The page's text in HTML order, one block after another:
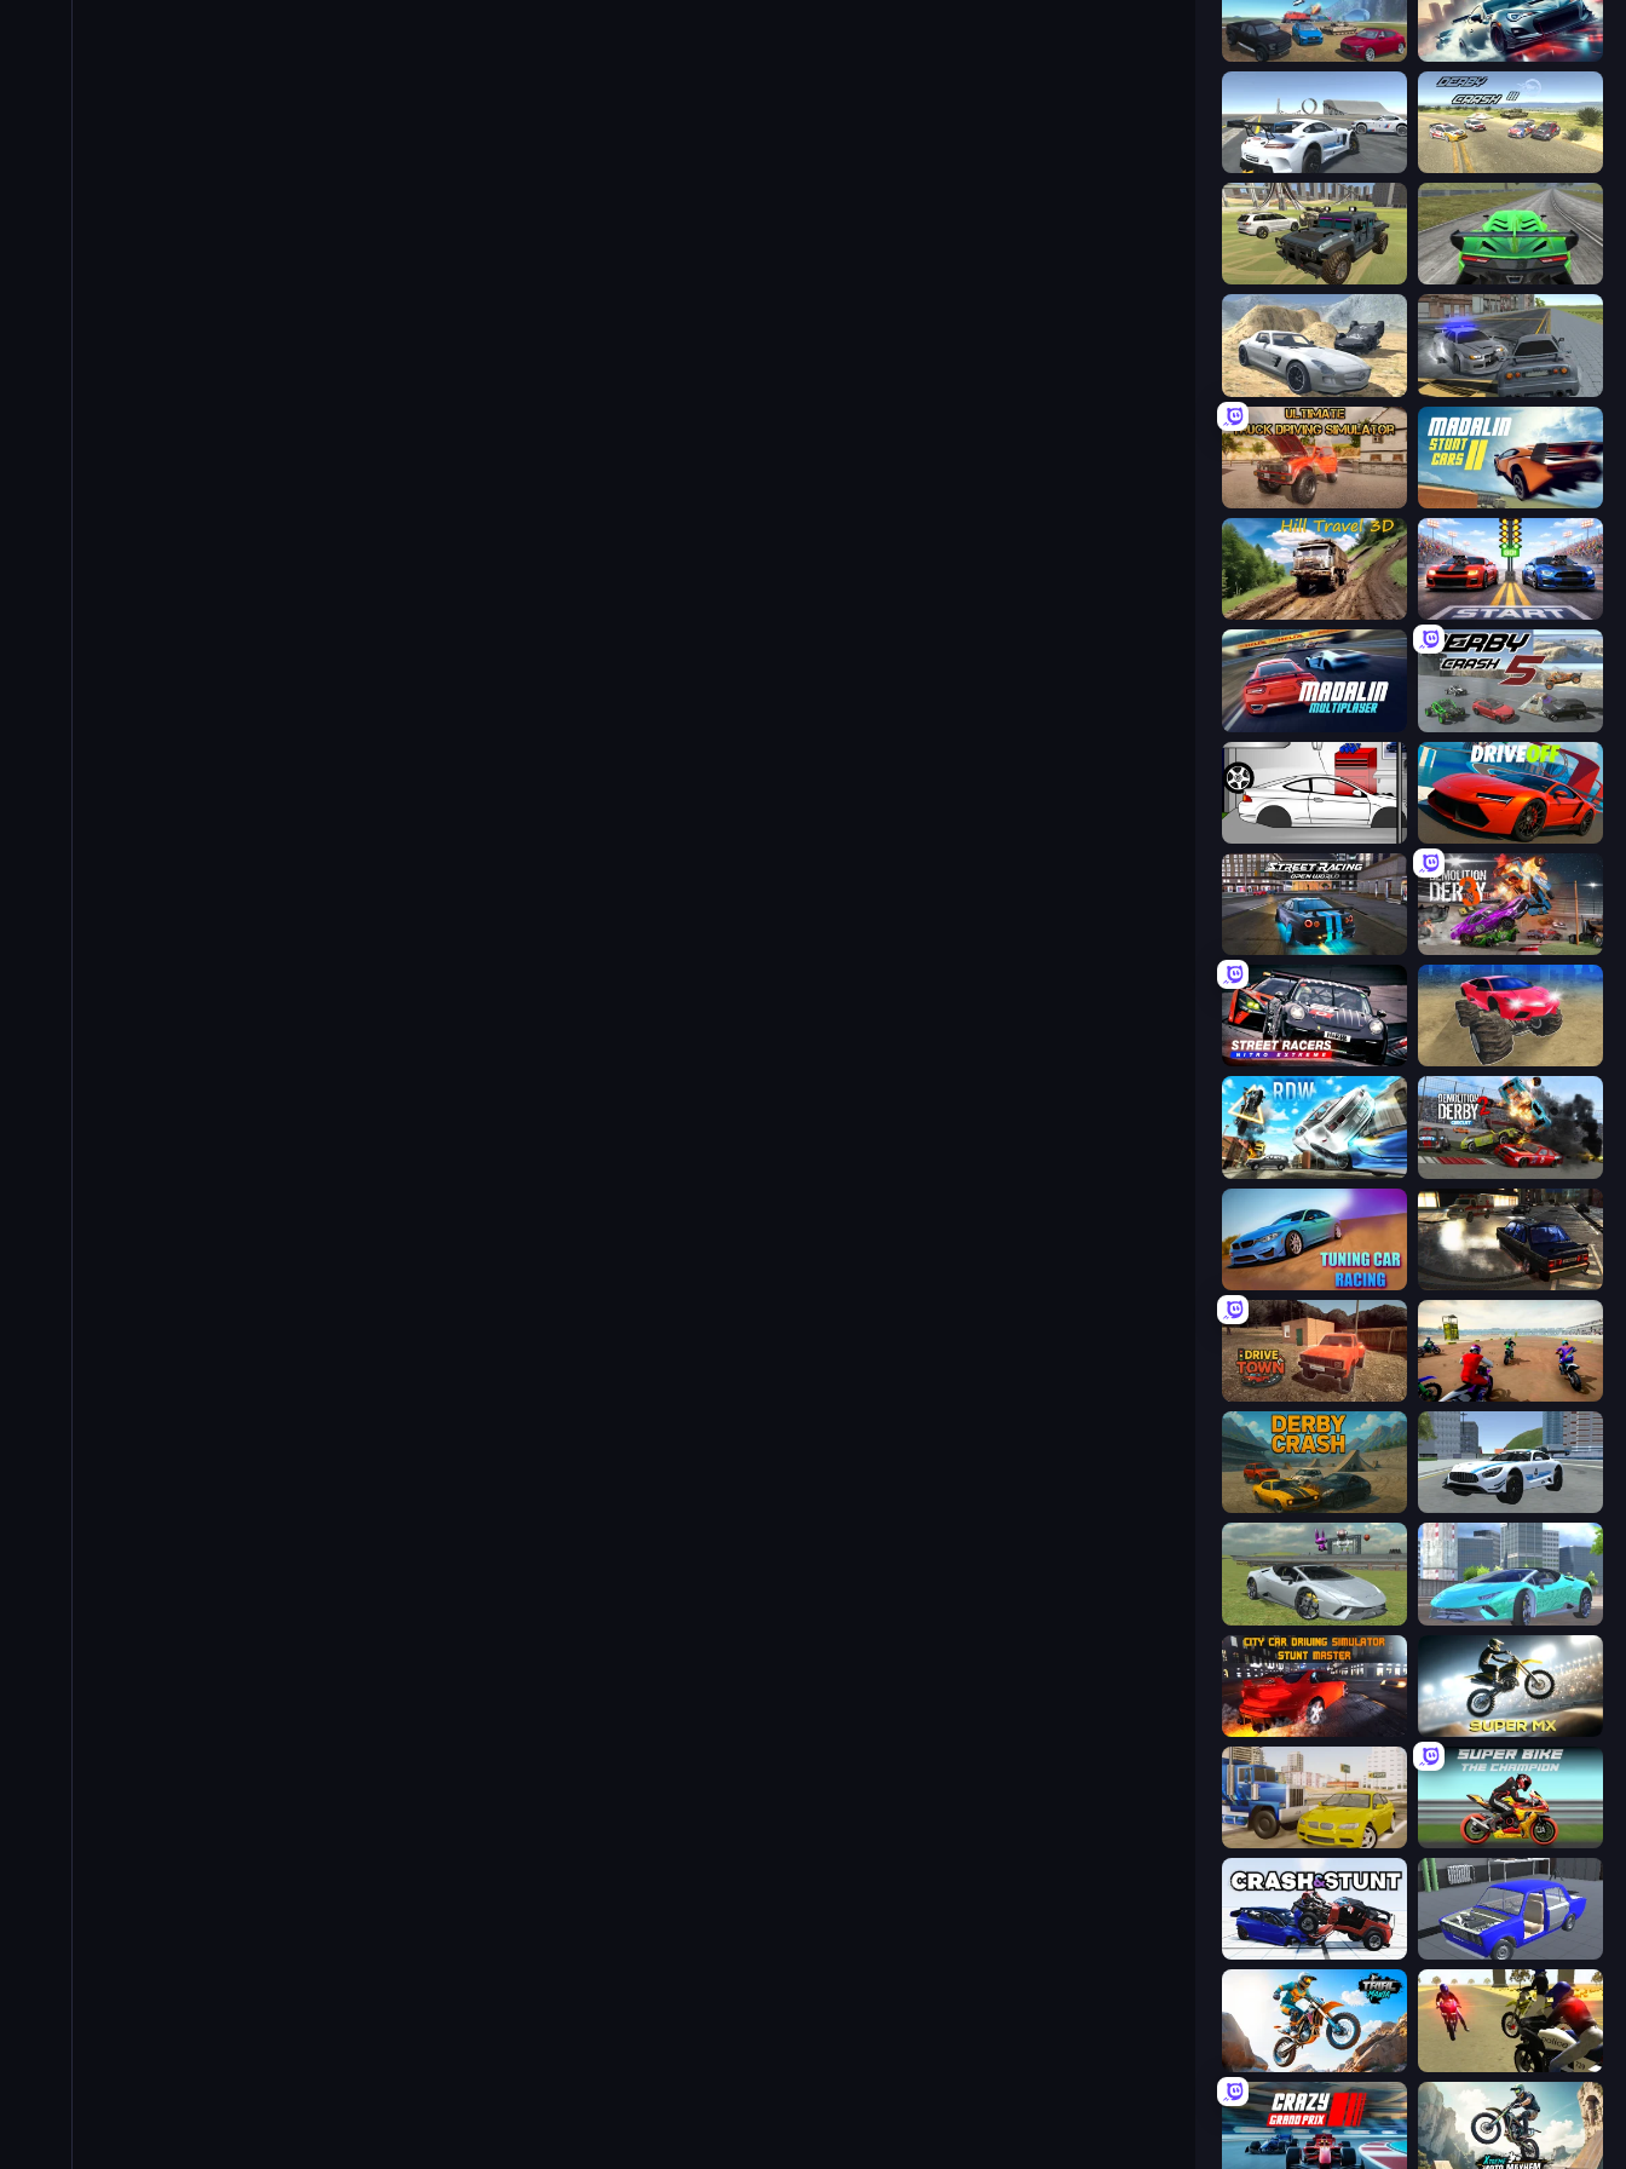
Derby Crash 4 Xtreme City Drifting
Derby Crash 3
4x4 Offroader Speed Racing Pro 2
Derby Crash 2 RCC City Racing
Ultimate Truck Driving Simulator 2020 Madalin Stunt Cars 2
Hill Travel 3D Street Racer 2
Derby Crash 5
Drag Racer V2 DriveOff
Demolition Derby 3
Street Racers Nitro Extreme
Real Drift World Demolition Derby 2
Tuning Car Racing City Classic Car Driving: 131
DriveTown Super MX - The Champion
Derby Crash Crazy Stunt Cars 2
Sports Cars Driver Real City Driver
Super MX - Last Season
Crazy Car Stunts Super Bike The Champion
Crash & Stunt Taz Mechanic Simulator
Trial Mania 3D Moto Simulator 2